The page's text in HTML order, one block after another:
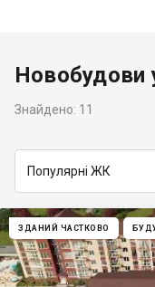
Новобудови
Знайдено: 11
Популярні ЖК
ЗДАНИЙ ЧАСТКОВО